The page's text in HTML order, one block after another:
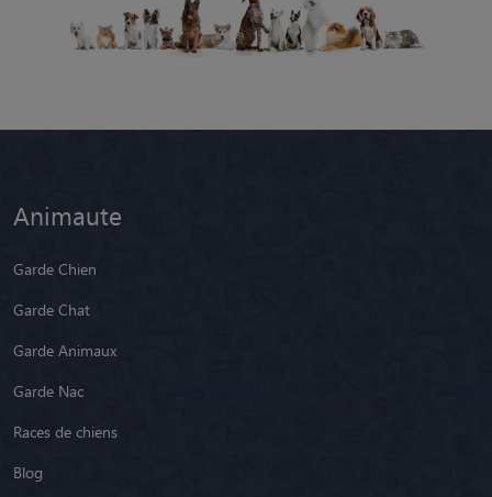
Animaute
Garde Chien
Garde Chat
Garde Animaux
Garde Nac
Races de chiens
Blog